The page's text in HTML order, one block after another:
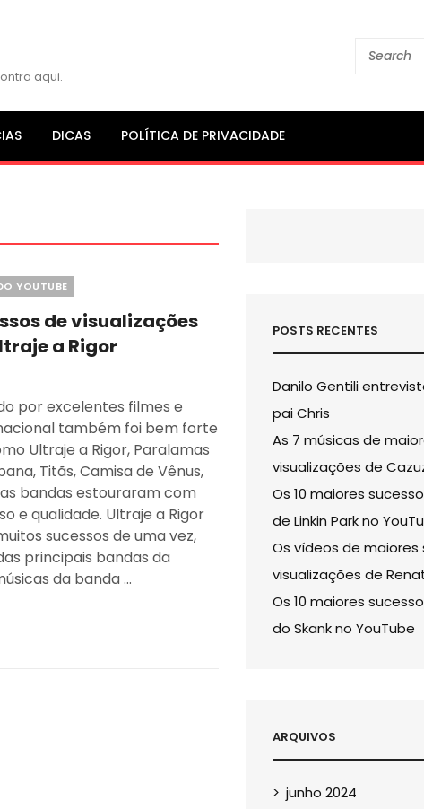
aqui.
Search
DICAS POLÍTICA DE PRIVACIDADE
YOUTUBE
de visualizações
a Rigor
por excelentes filmes e
também foi bem forte
Ultraje a Rigor, Paralamas
Titãs, Camisa de Vênus,
bandas estouraram com
e qualidade. Ultraje a Rigor
sucessos de uma vez,
principais bandas da
da banda …
POSTS RECENTES
Danilo Gentili
pai Chris
As 7 músicas de
visualizações de
Os 10 maiores
de Linkin Park no
Os vídeos de maiores
visualizações de
Os 10 maiores
do Skank no YouTube
ARQUIVOS
junho 2024